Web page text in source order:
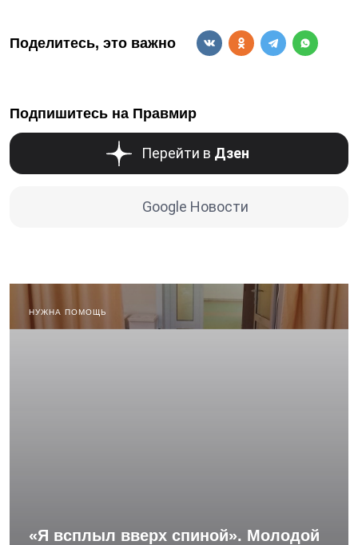
Поделитесь, это важно
Подпишитесь на Правмир
Перейти в Дзен
Google Новости
НУЖНА ПОМОЩЬ
«Я всплыл вверх спиной». Молодой